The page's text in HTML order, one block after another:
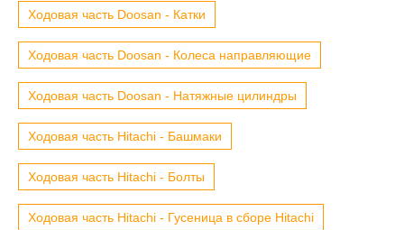
Ходовая часть Doosan - Катки
Ходовая часть Doosan - Колеса направляющие
Ходовая часть Doosan - Натяжные цилиндры
Ходовая часть Hitachi - Башмаки
Ходовая часть Hitachi - Болты
Ходовая часть Hitachi - Гусеница в сборе Hitachi